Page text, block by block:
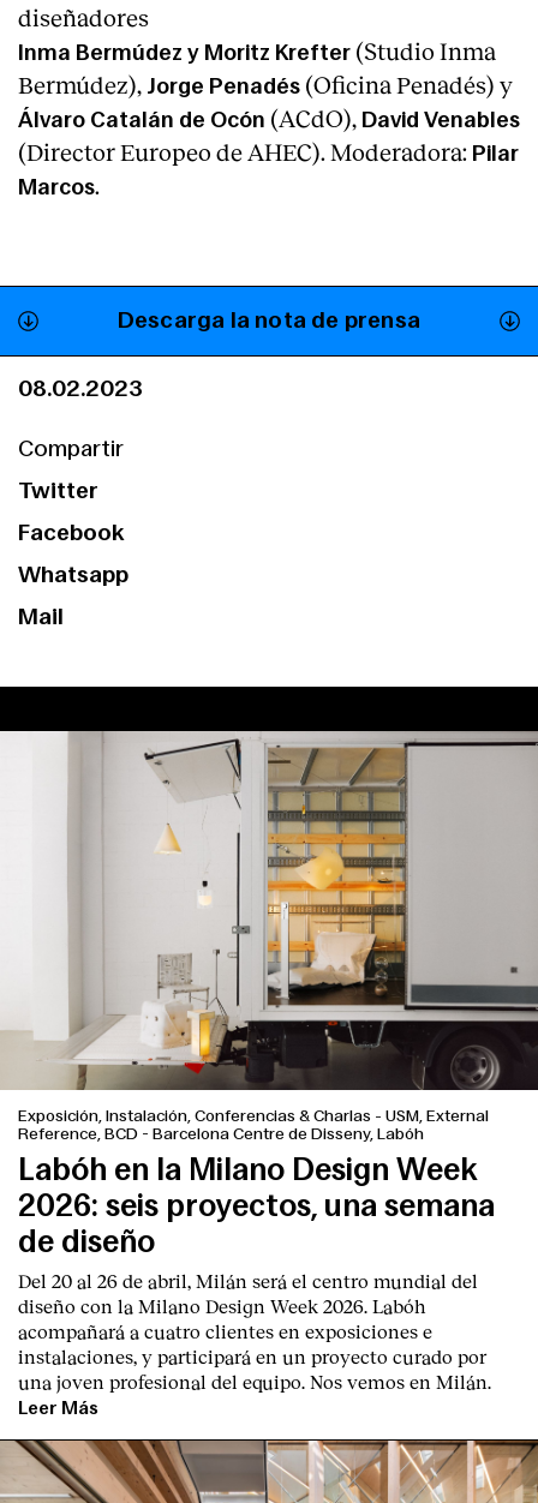
Index
diseñadores
Inma Bermúdez y Moritz Krefter (Studio Inma
Bermúdez), Jorge Penadés (Oficina Penadés) y
Álvaro Catalán de Ocón (ACdO), David Venables
(Director Europeo de AHEC). Moderadora: Pilar
Marcos.
Descarga la nota de prensa
08.02.2023
Compartir
Twitter
Facebook
Whatsapp
Mail
Exposición, Instalación, Conferencias & Charlas - USM, External
Reference, BCD - Barcelona Centre de Disseny, Labóh
Labóh en la Milano Design Week
2026: seis proyectos, una semana
de diseño
Del 20 al 26 de abril, Milán será el centro mundial del
diseño con la Milano Design Week 2026. Labóh
acompañará a cuatro clientes en exposiciones e
instalaciones, y participará en un proyecto curado por
una joven profesional del equipo. Nos vemos en Milán.
Leer Más